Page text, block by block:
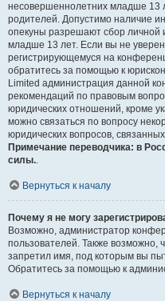
несовершеннолетних младше 13
родителей. Допустимо наличие
опекуны разрешают сбор
младше 13 лет. Если вы не
регистрирующемуся на
обратитесь за помощью к
Limited администрация данной
рекомендаций по правовым
юридических отношений, кроме
можно связаться по вопросу
юридических вопросов,
Примечание переводчика: в
силы..
Вернуться к началу
Почему я не могу
Возможно, администратор
пользователей. Также возможно,
запретил имя, под которым вы
Обратитесь за помощью к
Вернуться к началу